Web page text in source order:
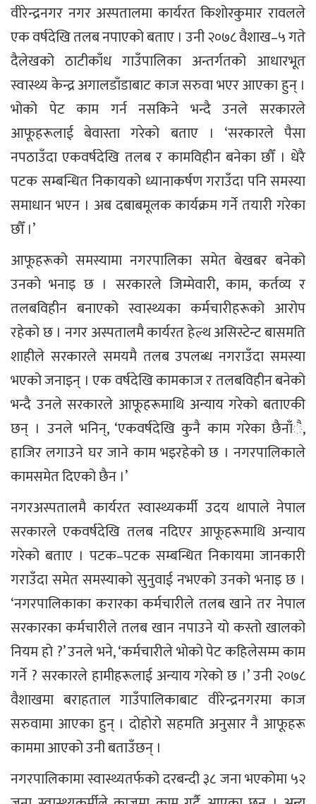
वीरेन्द्रनगर नगर अस्पतालमा कार्यरत किशोरकुमार रावलले
एक वर्षदेखि तलब नपाएको बताए । उनी २०७८ वैशाख–५ गते
दैलेखको ठाटीकाँध गाउँपालिका अन्तर्गतको आधारभूत
स्वास्थ्य केन्द्र अगालडाँडाबाट काज सरुवा भएर आएका हुन् ।
भोको पेट काम गर्न नसकिने भन्दै उनले सरकारले
आफूहरूलाई बेवास्ता गरेको बताए । ‘सरकारले पैसा
नपठाउँदा एकवर्षदेखि तलब र कामविहीन बनेका छौँ । धेरै
पटक सम्बन्धित निकायको ध्यानाकर्षण गराउँदा पनि समस्या
समाधान भएन । अब दबाबमूलक कार्यक्रम गर्ने तयारी गरेका
छौँ ।’
आफूहरूको समस्यामा नगरपालिका समेत बेखबर बनेको
उनको भनाइ छ । सरकारले जिम्मेवारी, काम, कर्तव्य र
तलबविहीन बनाएको स्वास्थ्यका कर्मचारीहरूको आरोप
रहेको छ । नगर अस्पतालमै कार्यरत हेल्थ असिस्टेन्ट बासमति
शाहीले सरकारले समयमै तलब उपलब्ध नगराउँदा समस्या
भएको जनाइन् । एक वर्षदेखि कामकाज र तलबविहीन बनेको
भन्दै उनले सरकारले आफूहरूमाथि अन्याय गरेको बताएकी
छन् । उनले भनिन्, ‘एकवर्षदेखि कुनै काम गरेका छैनाँै,
हाजिर लगाउने घर जाने काम भइरहेको छ । नगरपालिकाले
कामसमेत दिएको छैन ।’
नगरअस्पतालमै कार्यरत स्वास्थ्यकर्मी उदय थापाले नेपाल
सरकारले एकवर्षदेखि तलब नदिएर आफूहरूमाथि अन्याय
गरेको बताए । पटक–पटक सम्बन्धित निकायमा जानकारी
गराउँदा समेत समस्याको सुनुवाई नभएको उनको भनाइ छ ।
‘नगरपालिकाका करारका कर्मचारीले तलब खाने तर नेपाल
सरकारका कर्मचारीले तलब खान नपाउने यो कस्तो खालको
नियम हो ?’ उनले भने, ‘कर्मचारीले भोको पेट कहिलेसम्म काम
गर्ने ? सरकारले हामीहरूलाई अन्याय गरेको छ ।’ उनी २०७८
वैशाखमा बराहताल गाउँपालिकाबाट वीरेन्द्रनगरमा काज
सरुवामा आएका हुन् । दोहोरो सहमति अनुसार नै आफूहरू
काममा आएको उनी बताउँछन् ।
नगरपालिकामा स्वास्थ्यतर्फको दरबन्दी ३८ जना भएकोमा ५२